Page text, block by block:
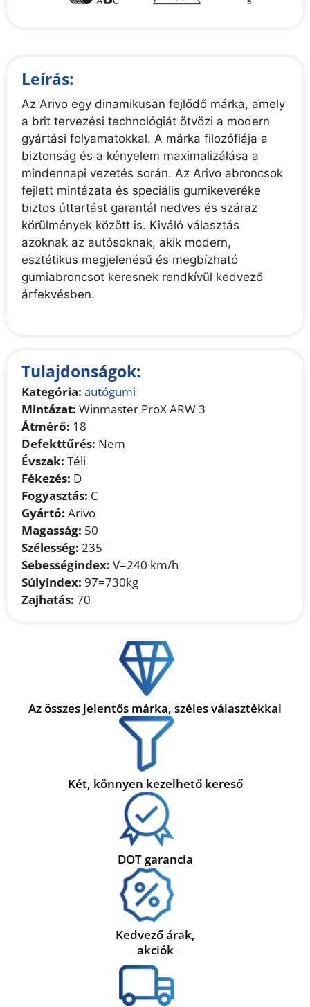
Leírás:
Az Arivo egy dinamikusan fejlődő márka, amely
a brit tervezési technológiát ötvözi a modern
gyártási folyamatokkal. A márka filozófiája a
biztonság és a kényelem maximalizálása a
mindennapi vezetés során. Az Arivo abroncsok
fejlett mintázata és speciális gumikeveréke
biztos úttartást garantál nedves és száraz
körülmények között is. Kiváló választás
azoknak az autósoknak, akik modern,
esztétikus megjelenésű és megbízható
gumiabroncsot keresnek rendkívül kedvező
árfekvésben.
Tulajdonságok:
Kategória: autógumi
Mintázat: Winmaster ProX ARW 3
Átmérő: 18
Defekttűrés: Nem
Évszak: Téli
Fékezés: D
Fogyasztás: C
Gyártó: Arivo
Magasság: 50
Szélesség: 235
Sebességindex: V=240 km/h
Súlyindex: 97=730kg
Zajhatás: 70
Az összes jelentős márka, széles választékkal
Két, könnyen kezelhető kereső
DOT garancia
Kedvező árak,
akciók